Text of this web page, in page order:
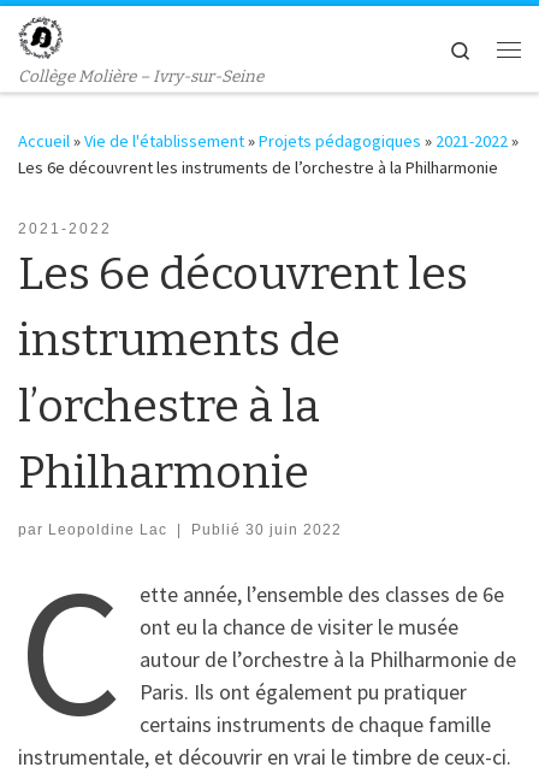
Passer au contenu
Collège Molière – Ivry-sur-Seine
Search
Accueil»Vie de l'établissement»Projets pédagogiques » 2021-2022»
Les 6e découvrent les instruments de l’orchestre à la Philharmonie
2021-2022
Les 6e découvrent les
instruments de
l’orchestre à la
Philharmonie
par Leopoldine Lac Publié 30 juin 2022
C
ette année, l’ensemble des classes de 6e
ont eu la chance de visiter le musée
autour de l’orchestre à la Philharmonie de
Paris. Ils ont également pu pratiquer
certains instruments de chaque famille
instrumentale, et découvrir en vrai le timbre de ceux-ci.